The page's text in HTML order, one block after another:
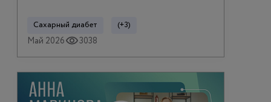
Сахарный диабет (+3)
Май 2026 3038